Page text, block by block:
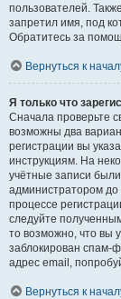
пользователей.
запретил имя, под
Обратитесь за
Вернуться к
Я только что
Сначала проверьте
возможны два
регистрации вы
инструкциям. На
учётные записи
администратором
процессе
следуйте
то возможно, что вы
заблокирован спам-
адрес email,
Вернуться к